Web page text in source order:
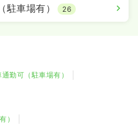
駐車場有） 26
勤可（駐車場有）
）